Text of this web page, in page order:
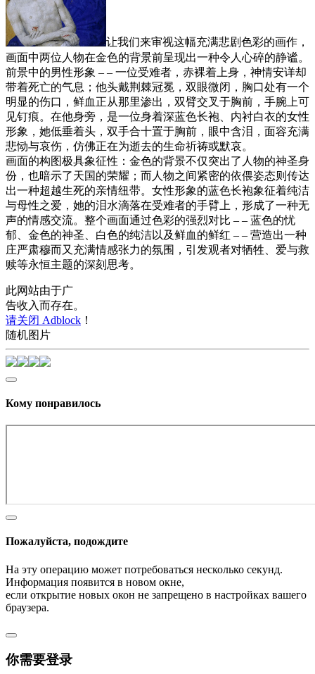
让我们来审视这幅充满悲剧色彩的画作，
画面中两位人物在金色的背景前呈现出一种令人心碎的静谧。
前景中的男性形象 – – 一位受难者，赤裸着上身，神情安详却
带着死亡的气息；他头戴荆棘冠冕，双眼微闭，胸口处有一个
明显的伤口，鲜血正从那里渗出，双臂交叉于胸前，手腕上可
见钉痕。在他身旁，是一位身着深蓝色长袍、内衬白衣的女性
形象，她低垂着头，双手合十置于胸前，眼中含泪，面容充满
悲恸与哀伤，仿佛正在为逝去的生命祈祷或默哀。
画面的构图极具象征性：金色的背景不仅突出了人物的神圣身
份，也暗示了天国的荣耀；而人物之间紧密的依偎姿态则传达
出一种超越生死的亲情纽带。女性形象的蓝色长袍象征着纯洁
与母性之爱，她的泪水滴落在受难者的手臂上，形成了一种无
声的情感交流。整个画面通过色彩的强烈对比 – – 蓝色的忧
郁、金色的神圣、白色的纯洁以及鲜血的鲜红 – – 营造出一种
庄严肃穆而又充满情感张力的氛围，引发观者对牺牲、爱与救
赎等永恒主题的深刻思考。
此网站由于广
告收入而存在。
请关闭 Adblock ！
随机图片
Кому понравилось
Пожалуйста, подождите
На эту операцию может потребоваться несколько секунд.
Информация появится в новом окне,
если открытие новых окон не запрещено в настройках вашего
браузера.
你需要登录